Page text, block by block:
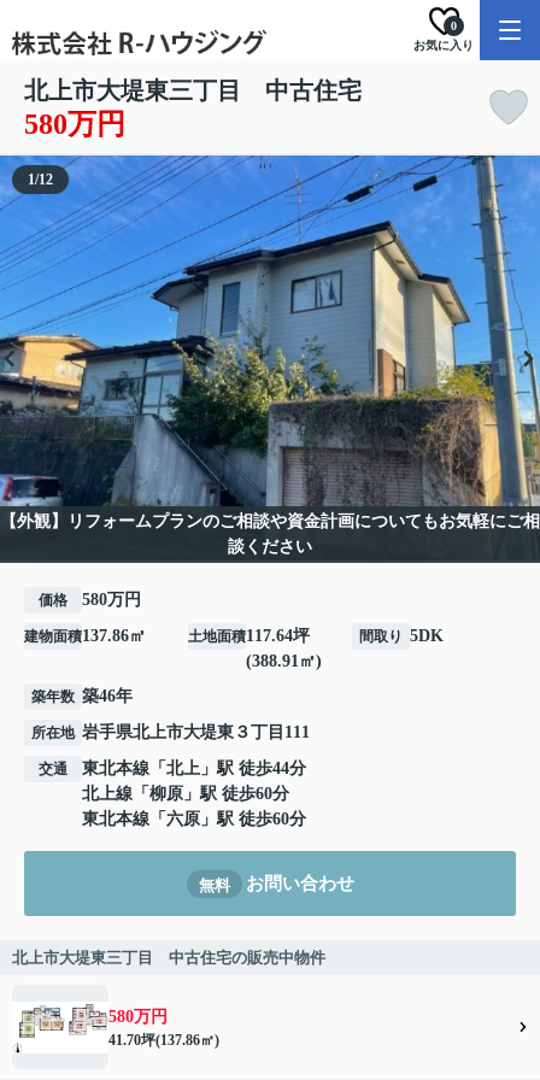
お気に入り
0
北上市大堤東三丁目 中古住宅
580万円
【外観】リフォームプランのご相談や資金計画についてもお気軽にご相
談ください
1/12
価格 580万円
建物面積137.86㎡ 土地面積117.64坪
(388.91㎡)
間取り 5DK
築年数 築46年
所在地 岩手県北上市大堤東 ３丁目111
交通 東北本線 「 北上 」駅 徒歩44分
北上線 「 柳原 」駅 徒歩60分
東北本線 「 六原 」駅 徒歩60分
無料 お問い合わせ
北上市大堤東三丁目 中古住宅の販売中物件
580万円
41.70坪(137.86㎡)